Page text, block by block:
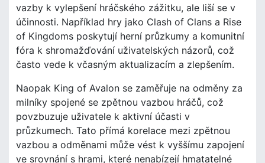
vazby k vylepšení hráčského zážitku, ale liší se v
účinnosti. Například hry jako Clash of Clans a Rise
of Kingdoms poskytují herní průzkumy a komunitní
fóra k shromažďování uživatelských názorů, což
často vede k včasným aktualizacím a zlepšením.
Naopak King of Avalon se zaměřuje na odměny za
milníky spojené se zpětnou vazbou hráčů, což
povzbuzuje uživatele k aktivní účasti v
průzkumech. Tato přímá korelace mezi zpětnou
vazbou a odměnami může vést k vyššímu zapojení
ve srovnání s hrami, které nenabízejí hmatatelné